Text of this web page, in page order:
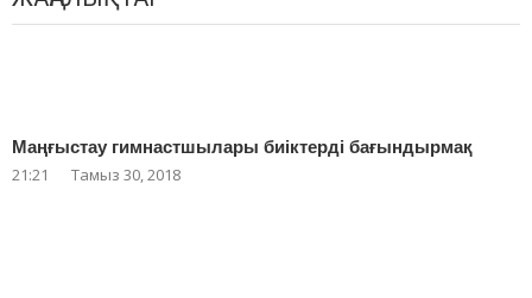
Маңғыстау гимнастшылары биіктерді бағындырмақ
21:21 Тамыз 30, 2018